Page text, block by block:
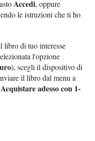
Accedi, oppure
le istruzioni che ti ho
libro di tuo interesse
l'opzione
), scegli il dispositivo di
il libro dal menu a
Acquistare adesso con 1-